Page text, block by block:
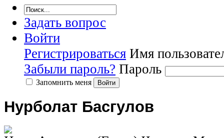
Задать вопрос
Войти
Регистрироваться Имя
Забыли пароль? Пароль
Запомнить меня Войти
Нурболат Басгулов